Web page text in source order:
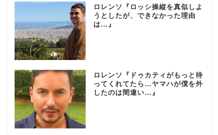
ロレンソ『ロッシ操縦を真似しよ
うとしたが、できなかった理由
は…』
ロレンソ『ドゥカティがもっと待
ってくれてたら…ヤマハが僕を外
したのは間違い…』